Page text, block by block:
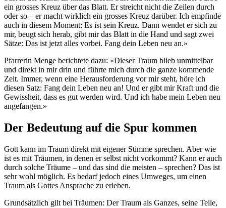
ein grosses Kreuz über das Blatt. Er streicht nicht die Zeilen durch
oder so – er macht wirklich ein grosses Kreuz darüber. Ich empfinde
auch in diesem Moment: Es ist sein Kreuz. Dann wendet er sich zu
mir, beugt sich herab, gibt mir das Blatt in die Hand und sagt zwei
Sätze: Das ist jetzt alles vorbei. Fang dein Leben neu an.»
Pfarrerin Menge berichtete dazu: «Dieser Traum blieb unmittelbar
und direkt in mir drin und führte mich durch die ganze kommende
Zeit. Immer, wenn eine Herausforderung vor mir steht, höre ich
diesen Satz: Fang dein Leben neu an! Und er gibt mir Kraft und die
Gewissheit, dass es gut werden wird. Und ich habe mein Leben neu
angefangen.»
Der Bedeutung auf die Spur kommen
Gott kann im Traum direkt mit eigener Stimme sprechen. Aber wie
ist es mit Träumen, in denen er selbst nicht vorkommt? Kann er auch
durch solche Träume – und das sind die meisten – sprechen? Das ist
sehr wohl möglich. Es bedarf jedoch eines Umweges, um einen
Traum als Gottes Ansprache zu erleben.
Grundsätzlich gilt bei Träumen: Der Traum als Ganzes, seine Teile,